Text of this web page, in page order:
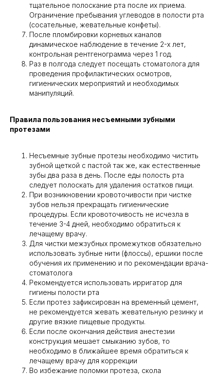
тщательное полоскание рта после их приема.
Ограничение пребывания углеводов в полости рта
(сосательные, жевательные конфеты).
После пломбировки корневых каналов
динамическое наблюдение в течение 2-х лет,
контрольная рентгенограмма через 1 год.
Раз в полгода следует посещать стоматолога для
проведения профилактических осмотров,
гигиенических мероприятий и необходимых
манипуляций.
Правила пользования несъемными зубными
протезами
Несъемные зубные протезы необходимо чистить
зубной щеткой с пастой так же, как естественные
зубы два раза в день. После еды полость рта
следует полоскать для удаления остатков пищи.
При возникновении кровоточивости при чистке
зубов нельзя прекращать гигиенические
процедуры. Если кровоточивость не исчезла в
течение 3-4 дней, необходимо обратиться к
лечащему врачу.
Для чистки межзубных промежутков обязательно
использовать зубные нити (флоссы), ершики после
обучения их применению и по рекомендации врача-
стоматолога
Рекомендуется использовать ирригатор для
гигиены полости рта
Если протез зафиксирован на временный цемент,
не рекомендуется жевать жевательную резинку и
другие вязкие пищевые продукты.
Если после окончания действия анестезии
конструкция мешает смыканию зубов, то
необходимо в ближайшее время обратиться к
лечащему врачу для коррекции
Во избежание поломки протеза, скола